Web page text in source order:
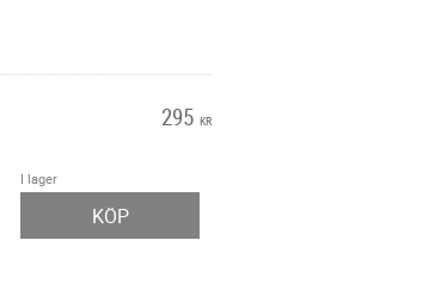
295 KR
I lager
KÖP